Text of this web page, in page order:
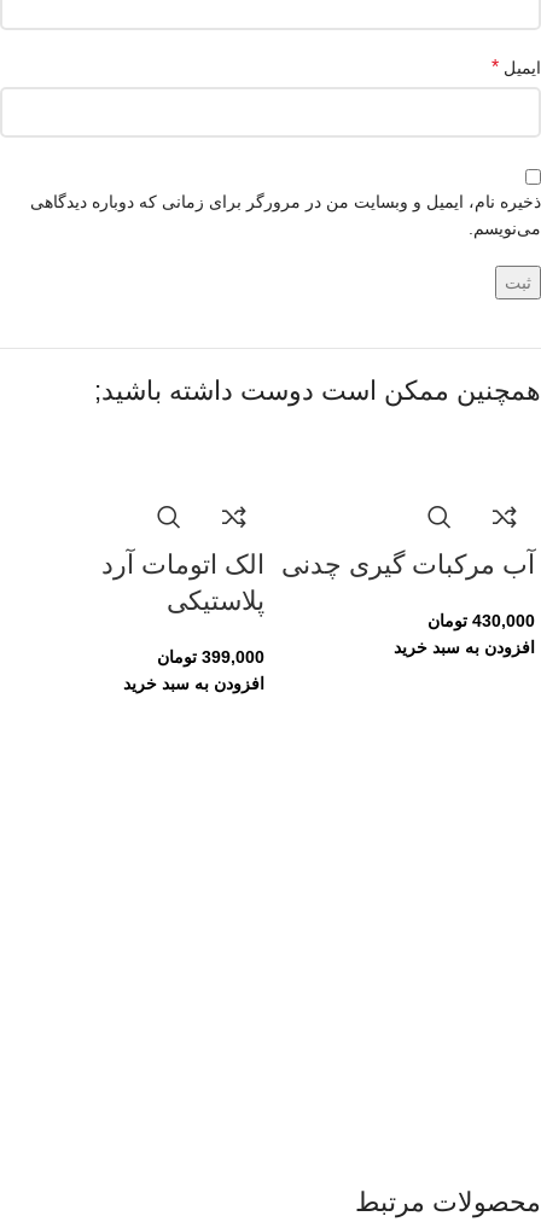
ایمیل *
ذخیره نام، ایمیل و وبسایت من در مرورگر برای زمانی که دوباره دیدگاهی
می‌نویسم.
همچنین ممکن است دوست داشته باشید;
آب مرکبات گیری چدنی
430,000 تومان
افزودن به سبد خرید
الک اتومات آرد
پلاستیکی
399,000 تومان
افزودن به سبد خرید
محصولات مرتبط